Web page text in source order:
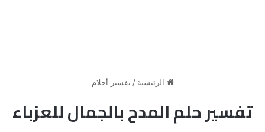
الرئيسية / تفسير أحلام
تفسير حلم المدح بالجمال للعزباء